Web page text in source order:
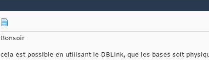
Bonsoir
cela est possible en utilisant le DBLink, que les bases soit